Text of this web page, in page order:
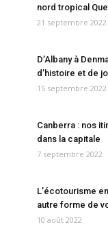
nord tropical
21 septembre 2022
D’Albany à
d’histoire et de
15 septembre 2022
Canberra : nos
dans la capitale
7 septembre 2022
L’écotourisme
autre forme de
10 août 2022